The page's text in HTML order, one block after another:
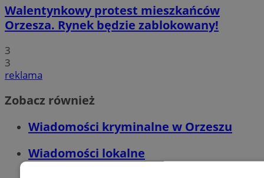
Walentynkowy protest mieszkańców
Orzesza. Rynek będzie zablokowany!
3
3
reklama
Zobacz również
Wiadomości kryminalne w Orzeszu
Wiadomości lokalne